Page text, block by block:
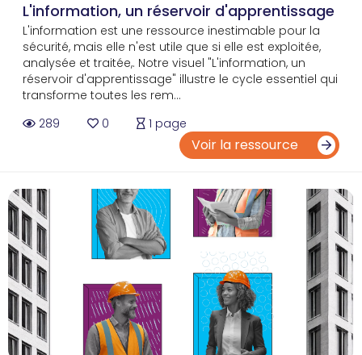
L'information, un réservoir d'apprentissage
L'information est une ressource inestimable pour la
sécurité, mais elle n'est utile que si elle est exploitée,
analysée et traitée,. Notre visuel "L'information, un
réservoir d'apprentissage" illustre le cycle essentiel qui
transforme toutes les rem...
289
0 1 page
Voir la ressource